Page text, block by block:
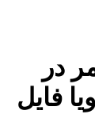
در
فایل